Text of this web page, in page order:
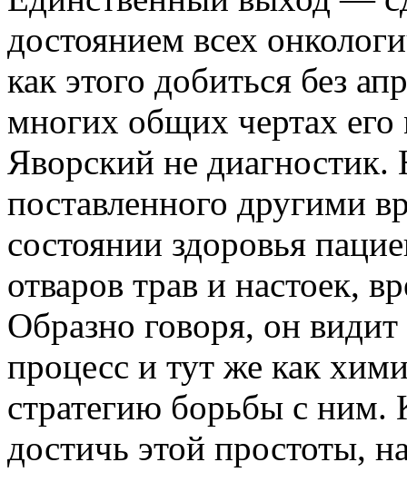
достоянием всех
как этого добиться без
многих общих чертах его
Яворский не диагностик.
поставленного другими
состоянии здоровья
отваров трав и настоек,
Образно говоря, он
процесс и тут же как
стратегию борьбы с ним.
достичь этой простоты,